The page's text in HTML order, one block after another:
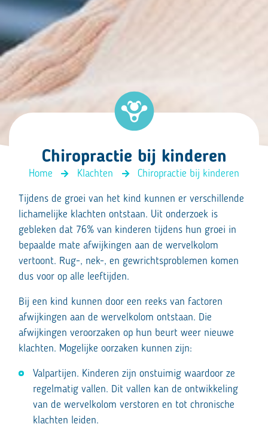
Chiropractie bij kinderen
Home Klachten Chiropractie bij kinderen
Tijdens de groei van het kind kunnen er verschillende
lichamelijke klachten ontstaan. Uit onderzoek is
gebleken dat 76% van kinderen tijdens hun groei in
bepaalde mate afwijkingen aan de wervelkolom
vertoont. Rug-, nek-, en gewrichtsproblemen komen
dus voor op alle leeftijden.
Bij een kind kunnen door een reeks van factoren
afwijkingen aan de wervelkolom ontstaan. Die
afwijkingen veroorzaken op hun beurt weer nieuwe
klachten. Mogelijke oorzaken kunnen zijn:
Valpartijen. Kinderen zijn onstuimig waardoor ze
regelmatig vallen. Dit vallen kan de ontwikkeling
van de wervelkolom verstoren en tot chronische
klachten leiden.